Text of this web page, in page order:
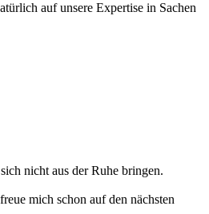
auf unsere Expertise in Sachen
nicht aus der Ruhe bringen.
mich schon auf den nächsten